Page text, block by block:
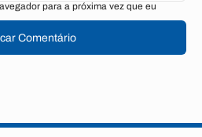
para a próxima vez que eu
Comentário